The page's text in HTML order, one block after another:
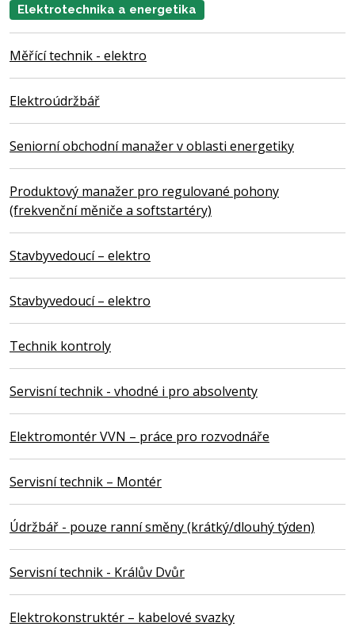
Elektrotechnika a energetika
Měřící technik - elektro
Elektroúdržbář
Seniorní obchodní manažer v oblasti energetiky
Produktový manažer pro regulované pohony
(frekvenční měniče a softstartéry)
Stavbyvedoucí – elektro
Stavbyvedoucí – elektro
Technik kontroly
Servisní technik - vhodné i pro absolventy
Elektromontér VVN – práce pro rozvodnáře
Servisní technik – Montér
Údržbář - pouze ranní směny (krátký/dlouhý týden)
Servisní technik - Králův Dvůr
Elektrokonstruktér – kabelové svazky